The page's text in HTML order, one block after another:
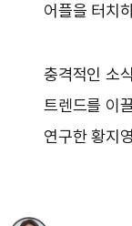
어플을 터치
충격적인 소
트렌드를 이
연구한 황지